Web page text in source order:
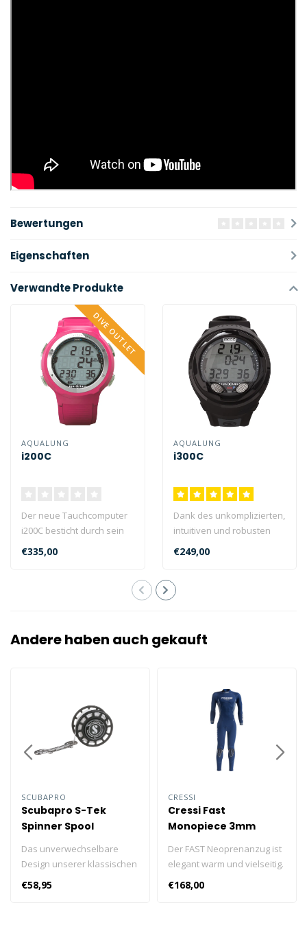
Bewertungen
Eigenschaften
Verwandte Produkte
DIVE OUTLET
AQUALUNG
i200C
Der neue Tauchcomputer
i200C besticht durch sein
frisches Design, seine
Vielseit..
€335,00
AQUALUNG
i300C
Dank des unkomplizierten,
intuitiven und robusten
Designs des i300C können
€249,00
Andere haben auch gekauft
SCUBAPRO
Scubapro S-Tek
Spinner Spool
Das unverwechselbare
Design unserer klassischen
zweiten Stufe G250 ist in
den neuen Spools zu
€58,95
CRESSI
Cressi Fast
Monopiece 3mm
Der FAST Neoprenanzug ist
elegant warm und vielseitig.
Das verwendete Neopren
ist sehr druckfest, sodass
€168,00